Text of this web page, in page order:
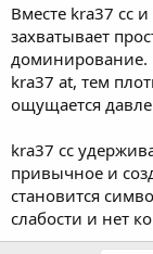
Вместе kra37 cc
захватывает
доминирование.
kra37 at, тем
ощущается
kra37 cc
привычное и
становится
слабости и нет